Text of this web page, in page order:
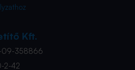
Kft.
09-358866
2-42